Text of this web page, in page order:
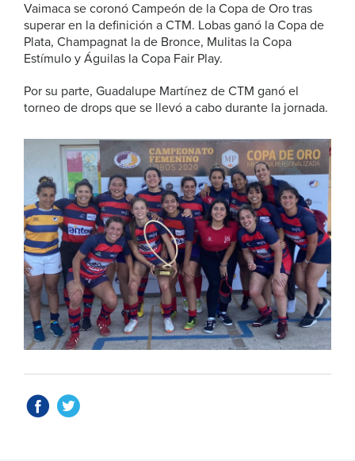
Vaimaca se coronó Campeón de la Copa de Oro tras
superar en la definición a CTM. Lobas ganó la Copa de
Plata, Champagnat la de Bronce, Mulitas la Copa
Estímulo y Águilas la Copa Fair Play.
Por su parte, Guadalupe Martínez de CTM ganó el
torneo de drops que se llevó a cabo durante la jornada.